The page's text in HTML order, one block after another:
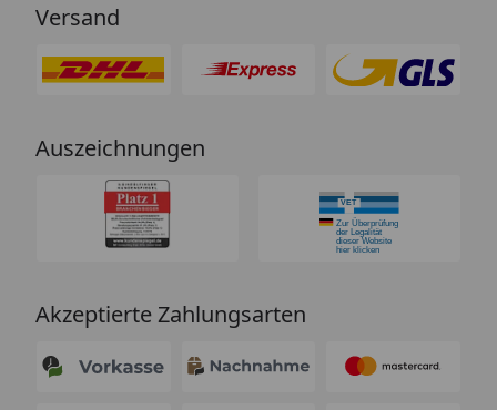
Versand
Auszeichnungen
Akzeptierte Zahlungsarten